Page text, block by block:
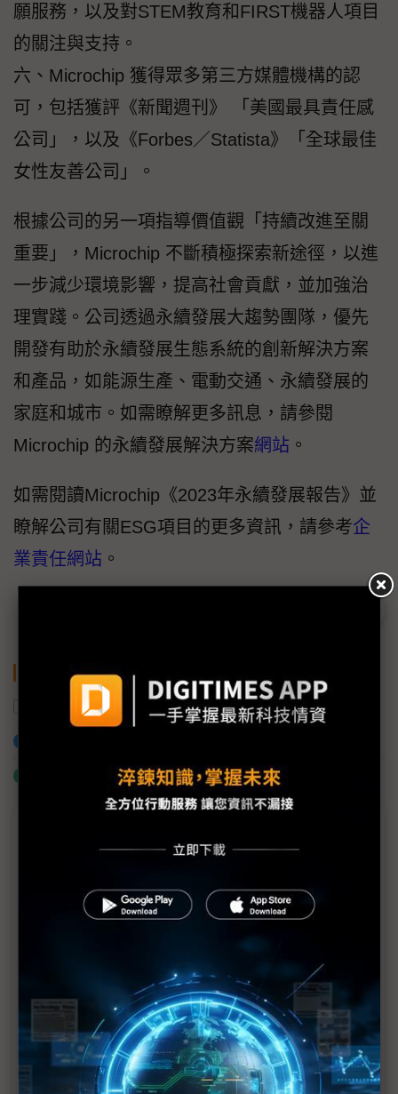
願服務，以及對STEM教育和FIRST機器人項目
的關注與支持。
六、Microchip 獲得眾多第三方媒體機構的認
可，包括獲評《新聞週刊》 「美國最具責任感
公司」，以及《Forbes／Statista》「全球最佳
女性友善公司」。
根據公司的另一項指導價值觀「持續改進至關
重要」，Microchip 不斷積極探索新途徑，以進
一步減少環境影響，提高社會貢獻，並加強治
理實踐。公司透過永續發展大趨勢團隊，優先
開發有助於永續發展生態系統的創新解決方案
和產品，如能源生產、電動交通、永續發展的
家庭和城市。如需瞭解更多訊息，請參閱
Microchip 的永續發展解決方案網站 。
如需閱讀Microchip《2023年永續發展報告》並
瞭解公司有關ESG項目的更多資訊，請參考企
業責任網站 。
關鍵字
Microchip Technology
什麼是「關鍵字追蹤」
Axis與準線智慧科技攜手打造創新河川水位監測解決
東捷資訊推ACE王牌計畫 搶攻企業轉型商機添動能
伊雲谷獲永續獎項雙認證 數位韌性驅動永續發展
啟動Common Criteria產學合作 安華聯網攜手北科大
培育台灣資安人才